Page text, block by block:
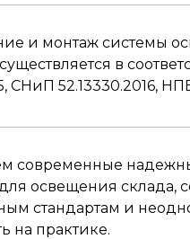
и монтаж системы
в
52.13330.2016,
современные
освещения склада,
стандартам и
на практике.